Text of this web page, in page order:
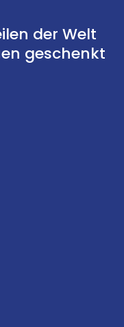
der Welt
geschenkt